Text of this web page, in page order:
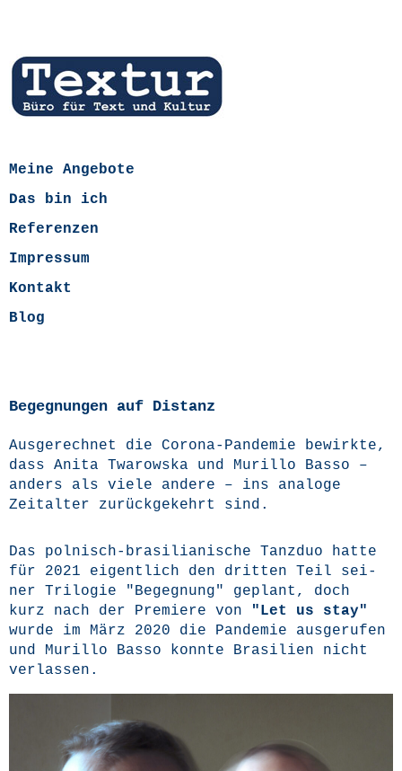
Meine Angebote
Das bin ich
Referenzen
Impressum
Kontakt
Blog
Begegnungen auf Distanz
Aus­ge­rech­net die Coro­na-Pan­de­mie bewirk­te,
dass Ani­ta Twa­rows­ka und Mur­il­lo Bas­so –
anders als vie­le ande­re – ins ana­lo­ge
Zeit­al­ter zurück­ge­kehrt sind.
Das pol­nisch-bra­si­lia­ni­sche Tanz­duo hat­te
für 2021 eigent­lich den drit­ten Teil sei­
ner Tri­lo­gie "Begeg­nung" geplant, doch
kurz nach der Pre­mie­re von
"Let us stay"
wur­de im März 2020 die Pan­de­mie aus­ge­ru­fen
und Mur­il­lo Bas­so konn­te Bra­si­li­en nicht
verlassen.